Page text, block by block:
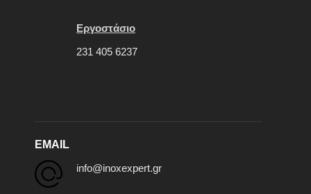
Εργοστάσιο
231 405 6237
EMAIL
info@inoxexpert.gr